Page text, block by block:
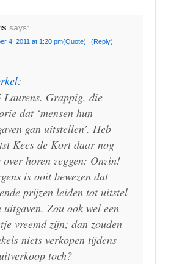
says:
4, 2011 at 1:20 pm(Quote) (Reply)
:
Laurens. Grappig, die
dat ‘mensen hun
gan uitstellen’. Heb
Kees de Kort daar nog
over horen zeggen: Onzin!
is ooit bewezen dat
prijzen leiden tot uitstel
uitgaven. Zou ook wel een
vreemd zijn; dan zouden
niets verkopen tijdens
toch?